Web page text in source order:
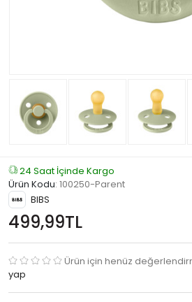
24 Saat İçinde Kargo
Ürün Kodu: 100250-Parent
BIBS
499,99TL
Ürün için henüz
yap